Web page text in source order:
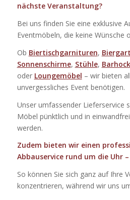
nächste Veranstaltung?
Bei uns finden Sie eine exklusive
Eventmöbeln, die keine Wünsche
Ob Biertischgarnituren,
Sonnenschirme, Stühle,
oder Loungemöbel – wir bieten
unvergessliches Event benötigen.
Unser umfassender Lieferservice
Möbel pünktlich und in
werden.
Zudem bieten wir einen
Abbauservice rund um die Uhr –
So können Sie sich ganz auf Ihre
konzentrieren, während wir uns